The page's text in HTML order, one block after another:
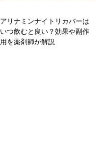
アリナミンナイトリカバーは
いつ飲むと良い？効果や副作
用を薬剤師が解説